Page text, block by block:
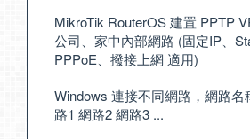
MikroTik RouterOS 建置 PPTP
公司、家中內部網路 (固定IP、
PPPoE、撥接上網 適用)
Windows 連接不同網路，網路名
路1 網路2 網路3 ...